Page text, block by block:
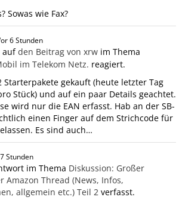
Sowas wie Fax?
6 Stunden
aufden Beitrag von xrw im Thema
im Telekom Netz. reagiert.
Starterpakete gekauft (heute letzter Tag
Stück) und auf ein paar Details geachtet.
wird nur die EAN erfasst. Hab an der SB-
einen Finger auf dem Strichcode für
Es sind auch…
Stunden
im Thema Diskussion: Großer
Amazon Thread (News, Infos,
allgemein etc.) Teil 2 verfasst.